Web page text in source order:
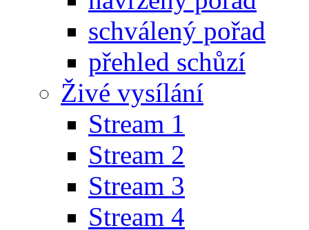
schválený pořad
přehled schůzí
Živé vysílání
Stream 1
Stream 2
Stream 3
Stream 4